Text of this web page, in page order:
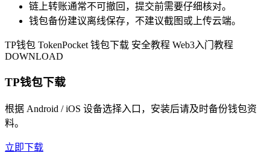
链上转账通常不可撤回，提交前需要仔细核对。
钱包备份建议离线保存，不建议截图或上传云端。
TP钱包 TokenPocket 钱包下载 安全教程 Web3入门教程
DOWNLOAD
TP钱包下载
根据 Android / iOS 设备选择入口，安装后请及时备份钱包资
料。
立即下载